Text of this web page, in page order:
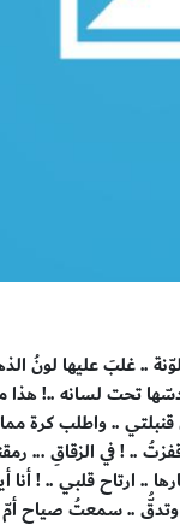
.. غلبَ عليها لونُ
دسّها تحت لسانه ..!
.. واطلب كرة
.. ! في الزقاقِ
.. ارتاح قلبي .. !
.. وتدقُّ .. سمعتُ صياح